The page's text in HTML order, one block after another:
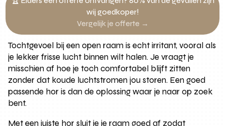
wij goedkoper!
Vergelijk je offerte →
Tochtgevoel bij een open raam is echt irritant, vooral als
je lekker frisse lucht binnen wilt halen. Je vraagt je
misschien af hoe je toch comfortabel blijft zitten
zonder dat koude luchtstromen jou storen. Een goed
passende hor is dan de oplossing waar je naar op zoek
bent.
Met een juiste hor sluit je je raam goed af zodat